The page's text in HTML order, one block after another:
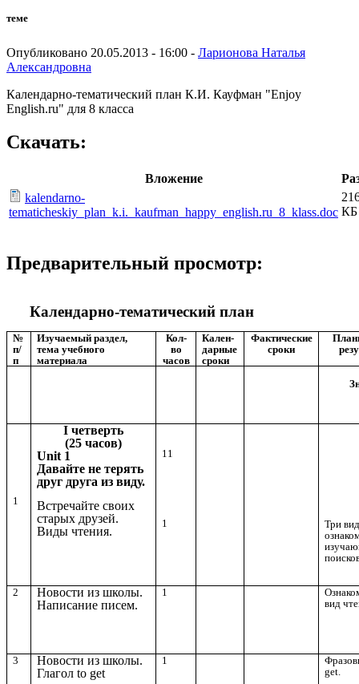
теме
Опубликовано 20.05.2013 - 16:00 - Ларионова Наталья
Александровна
Календарно-тематический план К.И. Кауфман "Enjoy
English.ru" для 8 класса
Скачать:
Вложение
kalendarno-
tematicheskiy_plan_k.i._kaufman_happy_english.ru_8_klass.doc КБ
Предварительный просмотр:
Календарно-тематический план
№
п/
п
Изучаемый раздел,
тема учебного
материала
Кол-
во
часов
Кален-
дарные
сроки
Фактические
сроки
1
I четверть
(25 часов)
Unit 1
Давайте не терять
друг друга из виду.
Встречайте своих
старых друзей.
Виды чтения.
11
1
Три
2
Новости из школы.
Написание писем.
1
вид
3
Новости из школы.
Глагол to get
1
get.